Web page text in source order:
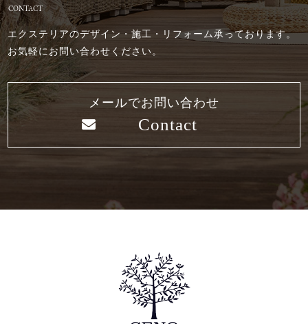
CONTACT
エクステリアのデザイン・施工・リフォーム承っております。
お気軽にお問い合わせください。
メールでお問い合わせ
Contact